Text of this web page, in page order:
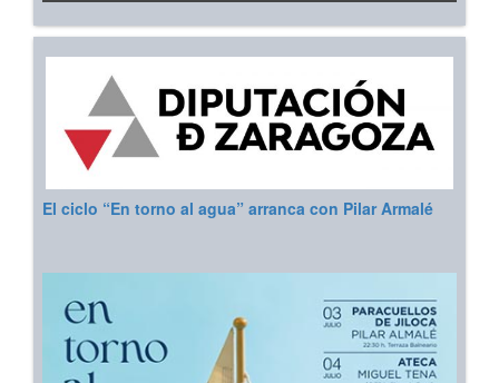
El ciclo “En torno al agua” arranca con Pilar Armalé